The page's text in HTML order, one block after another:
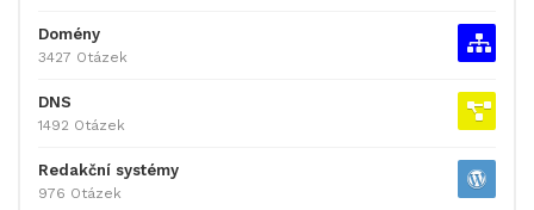
Domény
3427 Otázek
DNS
1492 Otázek
Redakční systémy
976 Otázek